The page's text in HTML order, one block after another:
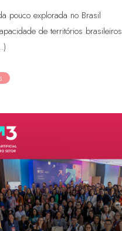
pouco explorada no Brasil
de territórios brasileiros